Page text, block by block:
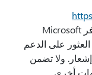
توفر Microsoft
على الدعم
ولا تضمن